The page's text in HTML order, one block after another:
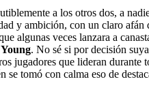
a los otros dos, a
y ambición, con un claro
algunas veces lanzara a
. No sé si por decisión
jugadores que lideran
se tomó con calma eso de